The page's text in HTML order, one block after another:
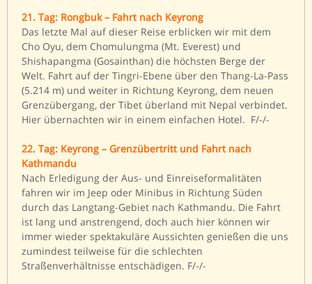
21. Tag: Rongbuk – Fahrt nach Keyrong
Das letzte Mal auf dieser Reise erblicken wir mit dem
Cho Oyu, dem Chomulungma (Mt. Everest) und
Shishapangma (Gosainthan) die höchsten Berge der
Welt. Fahrt auf der Tingri-Ebene über den Thang-La-Pass
(5.214 m) und weiter in Richtung Keyrong, dem neuen
Grenzübergang, der Tibet überland mit Nepal verbindet.
Hier übernachten wir in einem einfachen Hotel. F/-/-
22. Tag: Keyrong – Grenzübertritt und Fahrt nach
Kathmandu
Nach Erledigung der Aus- und Einreiseformalitäten
fahren wir im Jeep oder Minibus in Richtung Süden
durch das Langtang-Gebiet nach Kathmandu. Die Fahrt
ist lang und anstrengend, doch auch hier können wir
immer wieder spektakuläre Aussichten genießen die uns
zumindest teilweise für die schlechten
Straßenverhältnisse entschädigen. F/-/-